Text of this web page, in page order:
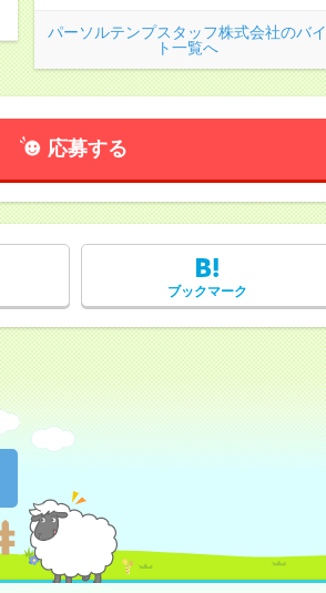
パーソルテンプスタッフ株式会社のバイ
ト一覧へ
応募する
ブックマーク